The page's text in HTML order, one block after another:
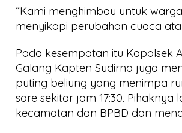
“Kami menghimbau untuk
menyikapi perubahan cuaca
Pada kesempatan itu Kapolsek
Galang Kapten Sudirno juga
puting beliung yang menimpa
sore sekitar jam 17:30.
kecamatan dan BPBD dan